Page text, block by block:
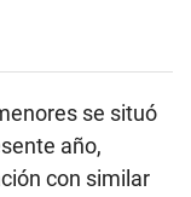
se situó
año,
con similar